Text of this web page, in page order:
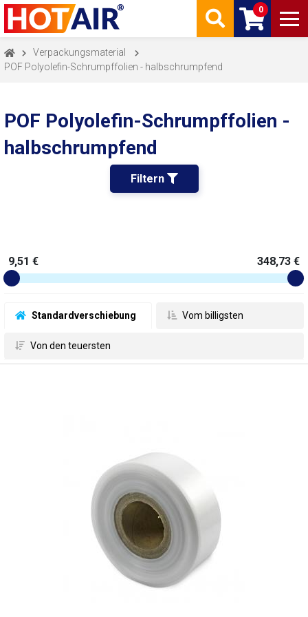
0
Verpackungsmaterial
POF Polyolefin-Schrumpffolien - halbschrumpfend
POF Polyolefin-Schrumpffolien -
halbschrumpfend
Filtern
Standardverschiebung Vom billigsten
Von den teuersten
9,51 € 348,73 €